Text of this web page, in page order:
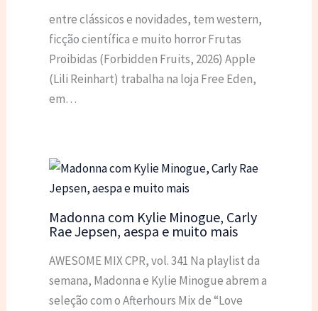
entre clássicos e novidades, tem western,
ficção científica e muito horror Frutas
Proibidas (Forbidden Fruits, 2026) Apple
(Lili Reinhart) trabalha na loja Free Eden,
em…
Madonna com Kylie Minogue, Carly
Rae Jepsen, aespa e muito mais
AWESOME MIX CPR, vol. 341 Na playlist da
semana, Madonna e Kylie Minogue abrem a
seleção com o Afterhours Mix de “Love